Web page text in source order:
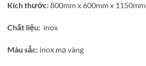
Kích thước:800mm x 600mm x 1150mm
Chất liệu: inox
Màu sắc: inox mạ vàng